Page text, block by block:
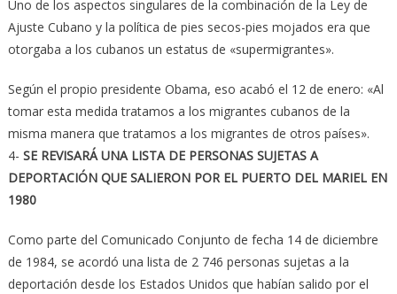
Uno de los aspectos singulares de la combinación de la Ley de
Ajuste Cubano y la política de pies secos-pies mojados era que
otorgaba a los cubanos un estatus de «supermigrantes».
Según el propio presidente Obama, eso acabó el 12 de enero: «Al
tomar esta medida tratamos a los migrantes cubanos de la
misma manera que tratamos a los migrantes de otros países».
4- SE REVISARÁ UNA LISTA DE PERSONAS SUJETAS A
DEPORTACIÓN QUE SALIERON POR EL PUERTO DEL MARIEL EN
1980
Como parte del Comunicado Conjunto de fecha 14 de diciembre
de 1984, se acordó una lista de 2 746 personas sujetas a la
deportación desde los Estados Unidos que habían salido por el